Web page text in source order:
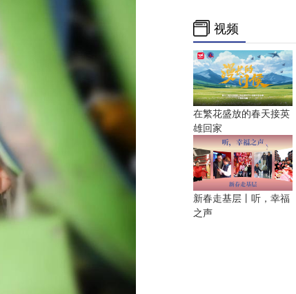
视频
在繁花盛放的春天接英
雄回家
新春走基层丨听，幸福
之声